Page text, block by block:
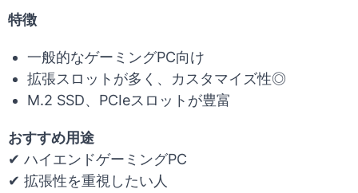
特徴
一般的なゲーミングPC向け
拡張スロットが多く、カスタマイズ性◎
M.2 SSD、PCIeスロットが豊富
おすすめ用途
✔ ハイエンドゲーミングPC
✔ 拡張性を重視したい人